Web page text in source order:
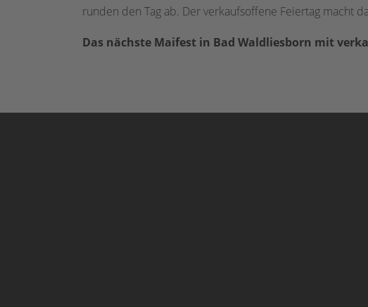
runden den Tag ab. Der verkaufsoffene Feiertag macht
Das nächste Maifest in Bad Waldliesborn mit